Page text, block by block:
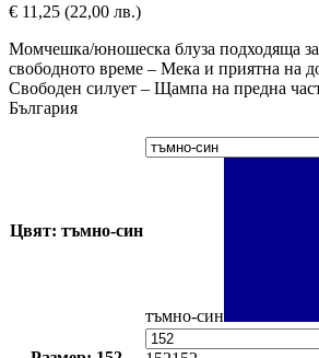
€ 11,25 (22,00 лв.)
Момчешка/юношеска блуза подходяща
свободното време – Мека и приятна на
Свободен силует – Щампа на предна
България
Цвят: тъмно-син
тъмно-син